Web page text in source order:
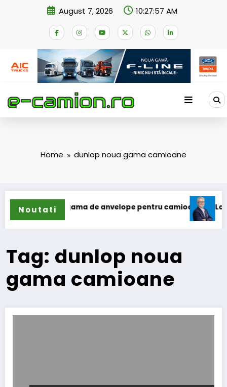
August 7, 2026 10:27:57 AM
Home dunlop noua gama camioane
Noutati
își extinde gama de anvelope pentru camioane Lars
Tag: dunlop noua
gama camioane